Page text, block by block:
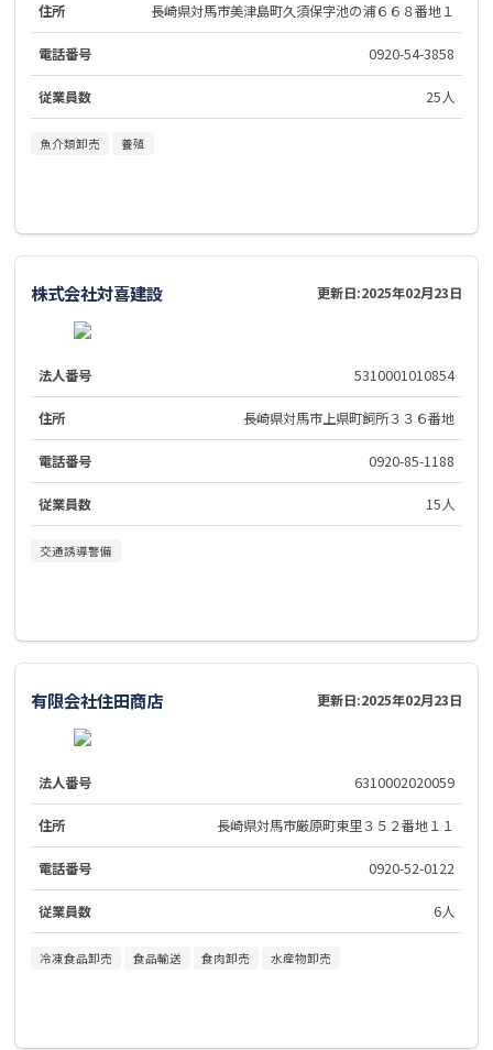
住所 長崎県対馬市美津島町久須保字池の浦６６８番地１
電話番号 0920-54-3858
従業員数 25人
魚介類卸売 養殖
株式会社対喜建設 更新日:2025年02月23日
法人番号 5310001010854
住所 長崎県対馬市上県町飼所３３６番地
電話番号 0920-85-1188
従業員数 15人
交通誘導警備
有限会社住田商店 更新日:2025年02月23日
法人番号 6310002020059
住所 長崎県対馬市厳原町東里３５２番地１１
電話番号 0920-52-0122
従業員数 6人
冷凍食品卸売 食品輸送 食肉卸売 水産物卸売